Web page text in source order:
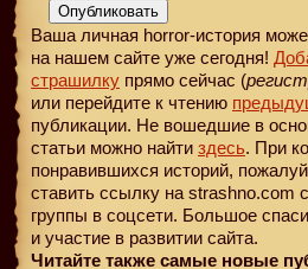
Опубликовать
Ваша личная horror-история
на нашем сайте уже сегодня!
страшилку прямо сейчас (
или перейдите к чтению
публикации. Не вошедшие в
статьи можно найти здесь. При
понравившихся историй,
ставить ссылку на strashno.com
группы в соцсети. Большое
и участие в развитии сайта.
Читайте также самые новые